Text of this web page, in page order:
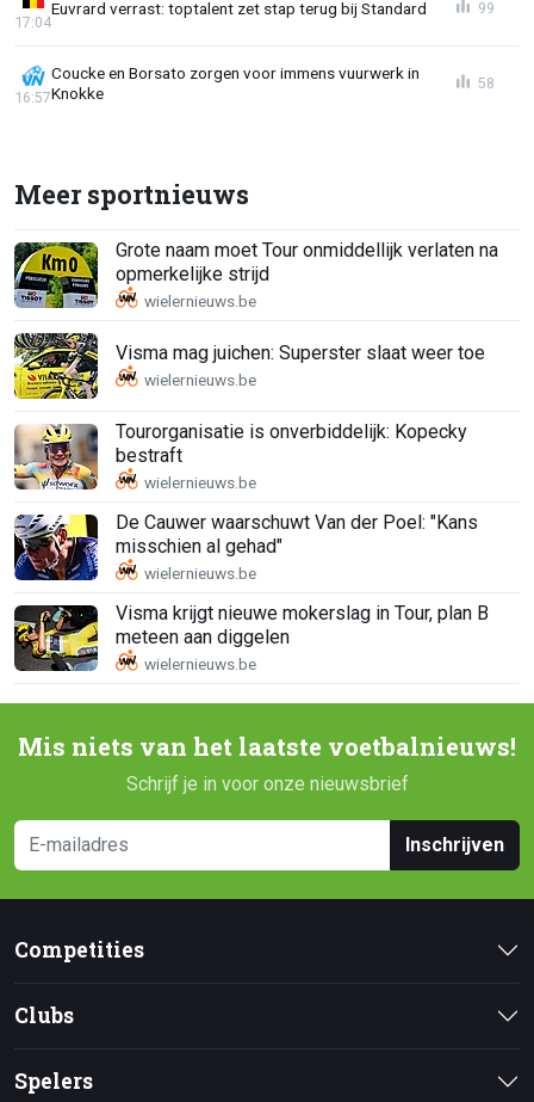
Euvrard verrast: toptalent zet stap terug bij Standard
17:04
99
Coucke en Borsato zorgen voor immens vuurwerk in
Knokke
16:57
58
Meer sportnieuws
Grote naam moet Tour onmiddellijk verlaten na
opmerkelijke strijd
Visma mag juichen: Superster slaat weer toe
Tourorganisatie is onverbiddelijk: Kopecky
bestraft
De Cauwer waarschuwt Van der Poel: "Kans
misschien al gehad"
Visma krijgt nieuwe mokerslag in Tour, plan B
meteen aan diggelen
Mis niets van het laatste voetbalnieuws!
Schrijf je in voor onze nieuwsbrief
Inschrijven
Competities
Clubs
Spelers